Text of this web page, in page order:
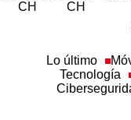
Tecnología